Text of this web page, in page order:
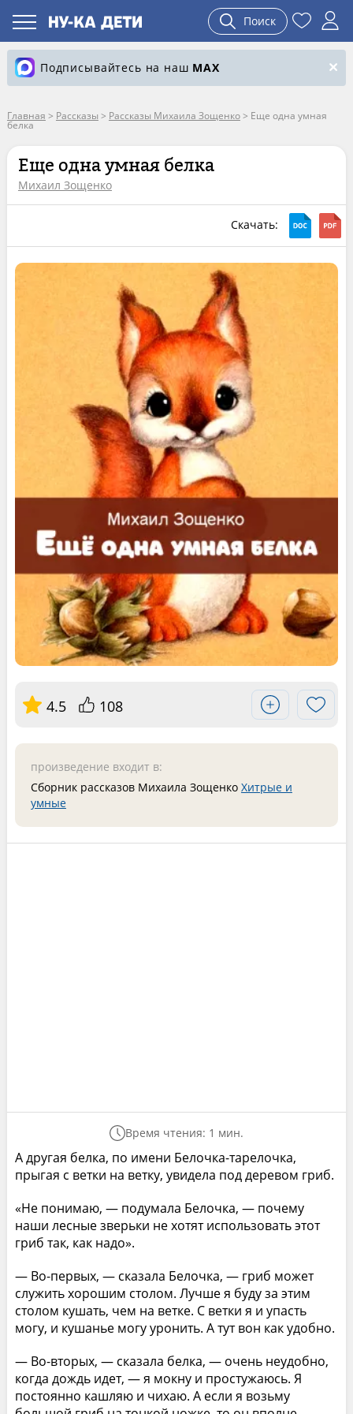
Поиск
Подписывайтесь на наш MAX
Главная > Рассказы > Рассказы Михаила Зощенко> Еще одна умная
белка
Еще одна умная белка
Михаил Зощенко
Скачать:
4.5 108
произведение входит в:
Сборник рассказов Михаила Зощенко Хитрые и
умные
Время чтения: 1 мин.
А другая белка, по имени Белочка-тарелочка,
прыгая с ветки на ветку, увидела под деревом гриб.
«Не понимаю, — подумала Белочка, — почему
наши лесные зверьки не хотят использовать этот
гриб так, как надо».
— Во-первых, — сказала Белочка, — гриб может
служить хорошим столом. Лучше я буду за этим
столом кушать, чем на ветке. С ветки я и упасть
могу, и кушанье могу уронить. А тут вон как удобно.
— Во-вторых, — сказала белка, — очень неудобно,
когда дождь идет, — я мокну и простужаюсь. Я
постоянно кашляю и чихаю. А если я возьму